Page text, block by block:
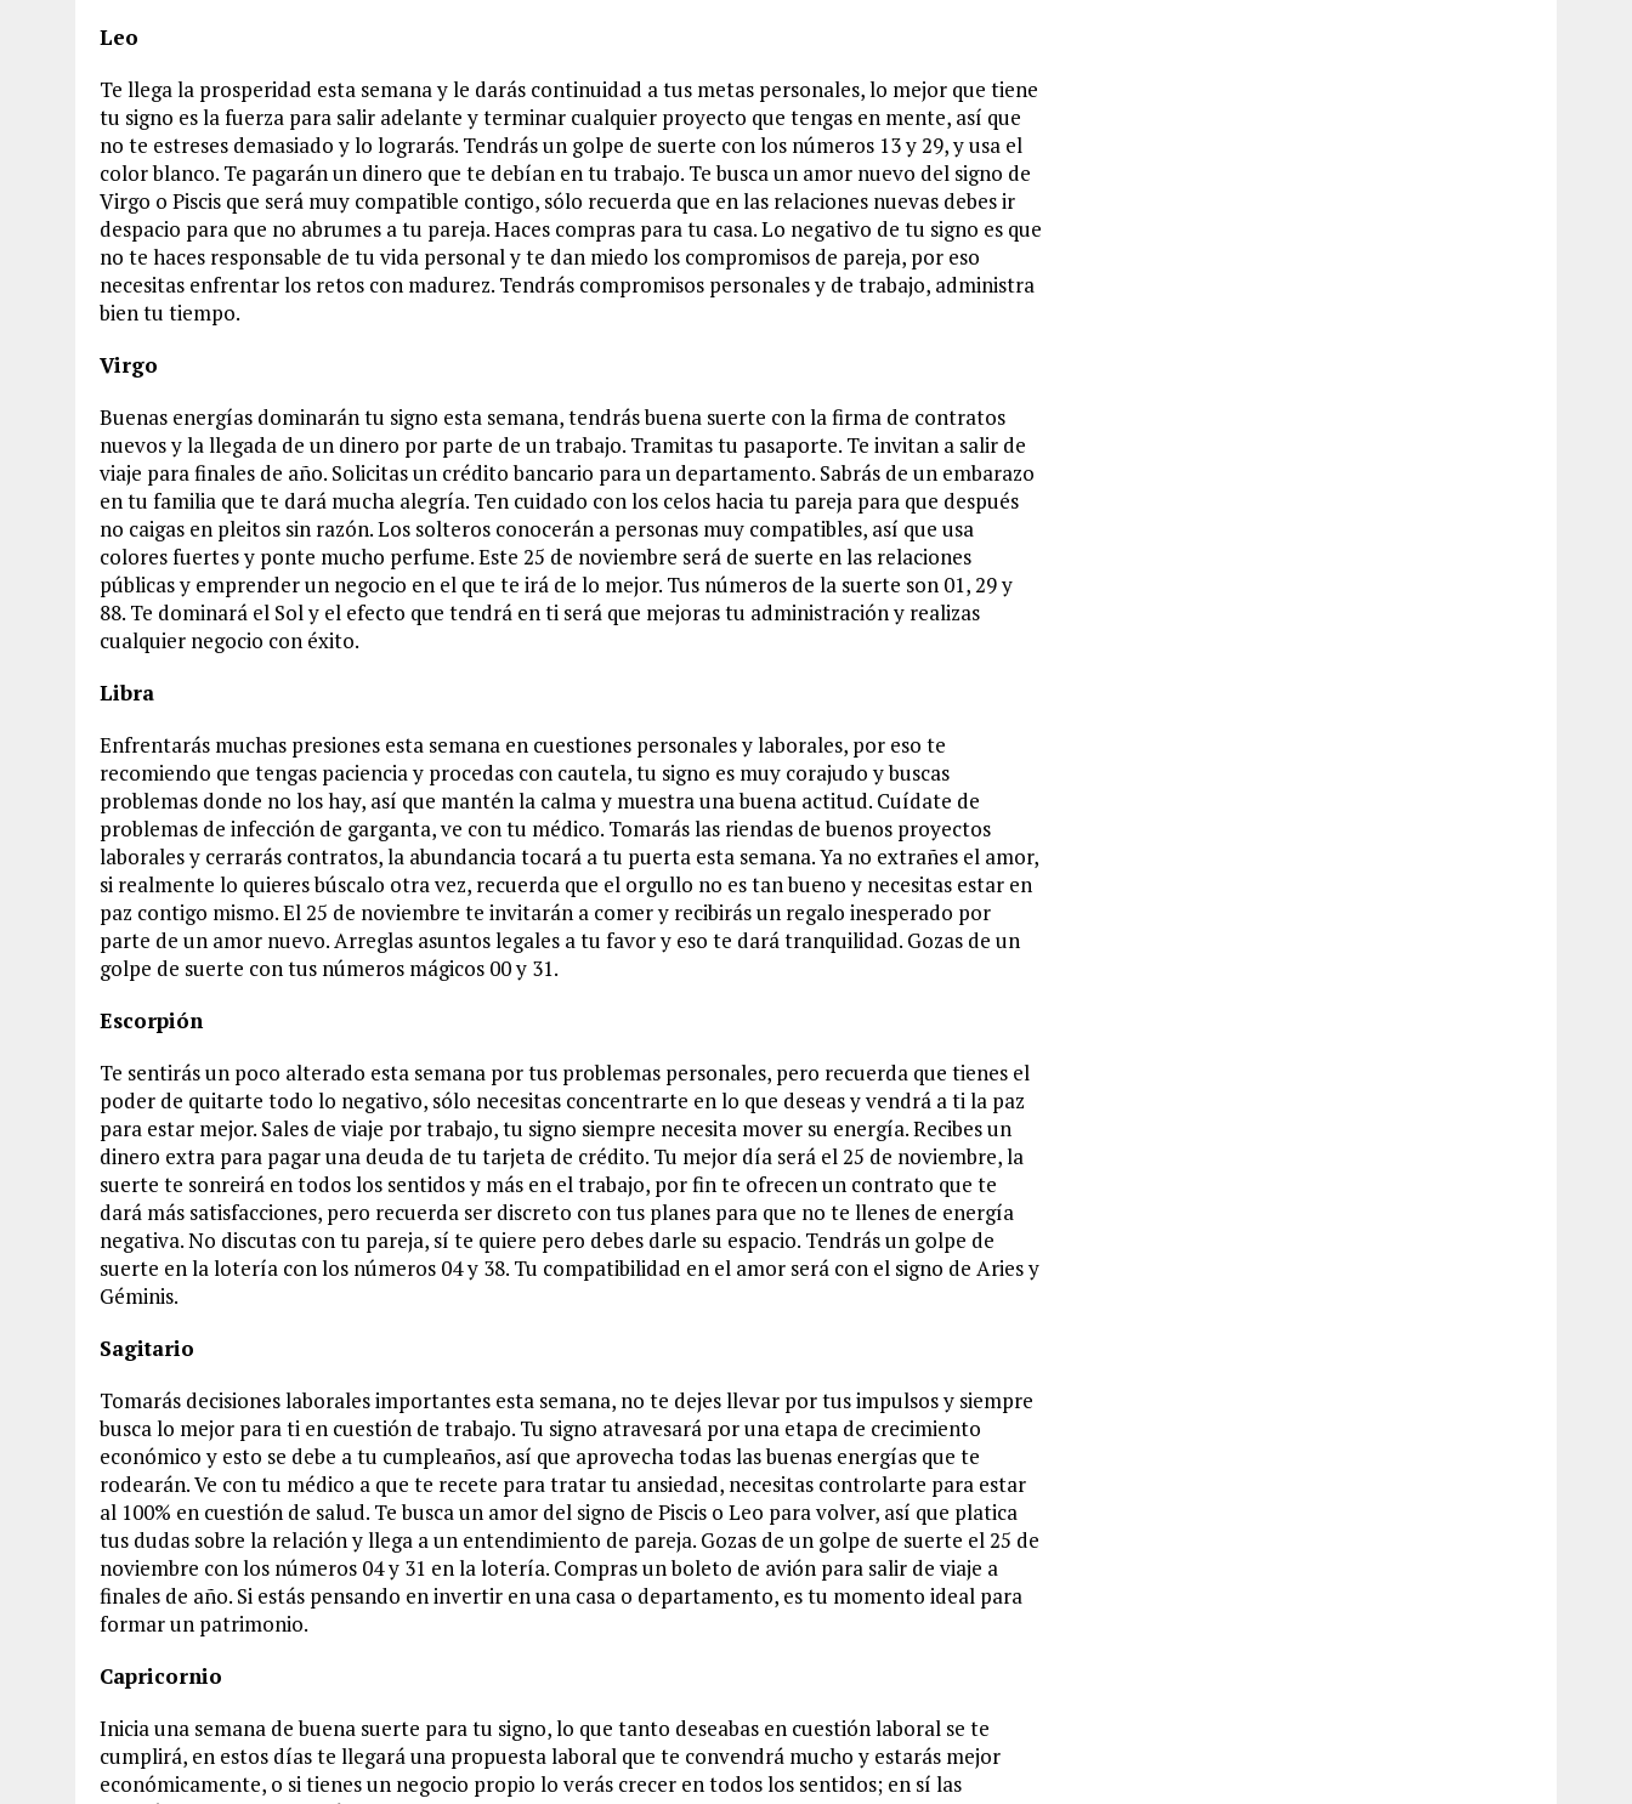
Leo
Te llega la prosperidad esta semana y le darás continuidad a tus metas personales, lo mejor que tiene
tu signo es la fuerza para salir adelante y terminar cualquier proyecto que tengas en mente, así que
no te estreses demasiado y lo lograrás. Tendrás un golpe de suerte con los números 13 y 29, y usa el
color blanco. Te pagarán un dinero que te debían en tu trabajo. Te busca un amor nuevo del signo de
Virgo o Piscis que será muy compatible contigo, sólo recuerda que en las relaciones nuevas debes ir
despacio para que no abrumes a tu pareja. Haces compras para tu casa. Lo negativo de tu signo es que
no te haces responsable de tu vida personal y te dan miedo los compromisos de pareja, por eso
necesitas enfrentar los retos con madurez. Tendrás compromisos personales y de trabajo, administra
bien tu tiempo.
Virgo
Buenas energías dominarán tu signo esta semana, tendrás buena suerte con la firma de contratos
nuevos y la llegada de un dinero por parte de un trabajo. Tramitas tu pasaporte. Te invitan a salir de
viaje para finales de año. Solicitas un crédito bancario para un departamento. Sabrás de un embarazo
en tu familia que te dará mucha alegría. Ten cuidado con los celos hacia tu pareja para que después
no caigas en pleitos sin razón. Los solteros conocerán a personas muy compatibles, así que usa
colores fuertes y ponte mucho perfume. Este 25 de noviembre será de suerte en las relaciones
públicas y emprender un negocio en el que te irá de lo mejor. Tus números de la suerte son 01, 29 y
88. Te dominará el Sol y el efecto que tendrá en ti será que mejoras tu administración y realizas
cualquier negocio con éxito.
Libra
Enfrentarás muchas presiones esta semana en cuestiones personales y laborales, por eso te
recomiendo que tengas paciencia y procedas con cautela, tu signo es muy corajudo y buscas
problemas donde no los hay, así que mantén la calma y muestra una buena actitud. Cuídate de
problemas de infección de garganta, ve con tu médico. Tomarás las riendas de buenos proyectos
laborales y cerrarás contratos, la abundancia tocará a tu puerta esta semana. Ya no extrañes el amor,
si realmente lo quieres búscalo otra vez, recuerda que el orgullo no es tan bueno y necesitas estar en
paz contigo mismo. El 25 de noviembre te invitarán a comer y recibirás un regalo inesperado por
parte de un amor nuevo. Arreglas asuntos legales a tu favor y eso te dará tranquilidad. Gozas de un
golpe de suerte con tus números mágicos 00 y 31.
Escorpión
Te sentirás un poco alterado esta semana por tus problemas personales, pero recuerda que tienes el
poder de quitarte todo lo negativo, sólo necesitas concentrarte en lo que deseas y vendrá a ti la paz
para estar mejor. Sales de viaje por trabajo, tu signo siempre necesita mover su energía. Recibes un
dinero extra para pagar una deuda de tu tarjeta de crédito. Tu mejor día será el 25 de noviembre, la
suerte te sonreirá en todos los sentidos y más en el trabajo, por fin te ofrecen un contrato que te
dará más satisfacciones, pero recuerda ser discreto con tus planes para que no te llenes de energía
negativa. No discutas con tu pareja, sí te quiere pero debes darle su espacio. Tendrás un golpe de
suerte en la lotería con los números 04 y 38. Tu compatibilidad en el amor será con el signo de Aries y
Géminis.
Sagitario
Tomarás decisiones laborales importantes esta semana, no te dejes llevar por tus impulsos y siempre
busca lo mejor para ti en cuestión de trabajo. Tu signo atravesará por una etapa de crecimiento
económico y esto se debe a tu cumpleaños, así que aprovecha todas las buenas energías que te
rodearán. Ve con tu médico a que te recete para tratar tu ansiedad, necesitas controlarte para estar
al 100% en cuestión de salud. Te busca un amor del signo de Piscis o Leo para volver, así que platica
tus dudas sobre la relación y llega a un entendimiento de pareja. Gozas de un golpe de suerte el 25 de
noviembre con los números 04 y 31 en la lotería. Compras un boleto de avión para salir de viaje a
finales de año. Si estás pensando en invertir en una casa o departamento, es tu momento ideal para
formar un patrimonio.
Capricornio
Inicia una semana de buena suerte para tu signo, lo que tanto deseabas en cuestión laboral se te
cumplirá, en estos días te llegará una propuesta laboral que te convendrá mucho y estarás mejor
económicamente, o si tienes un negocio propio lo verás crecer en todos los sentidos; en sí las